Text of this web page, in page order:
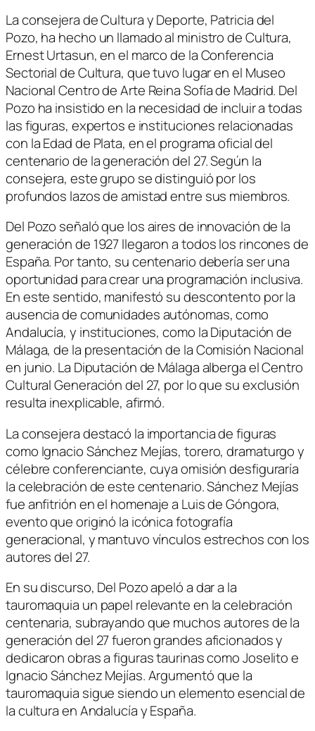
La consejera de Cultura y Deporte, Patricia del
Pozo, ha hecho un llamado al ministro de Cultura,
Ernest Urtasun, en el marco de la Conferencia
Sectorial de Cultura, que tuvo lugar en el Museo
Nacional Centro de Arte Reina Sofía de Madrid. Del
Pozo ha insistido en la necesidad de incluir a todas
las figuras, expertos e instituciones relacionadas
con la Edad de Plata, en el programa oficial del
centenario de la generación del 27. Según la
consejera, este grupo se distinguió por los
profundos lazos de amistad entre sus miembros.
Del Pozo señaló que los aires de innovación de la
generación de 1927 llegaron a todos los rincones de
España. Por tanto, su centenario debería ser una
oportunidad para crear una programación inclusiva.
En este sentido, manifestó su descontento por la
ausencia de comunidades autónomas, como
Andalucía, y instituciones, como la Diputación de
Málaga, de la presentación de la Comisión Nacional
en junio. La Diputación de Málaga alberga el Centro
Cultural Generación del 27, por lo que su exclusión
resulta inexplicable, afirmó.
La consejera destacó la importancia de figuras
como Ignacio Sánchez Mejías, torero, dramaturgo y
célebre conferenciante, cuya omisión desfiguraría
la celebración de este centenario. Sánchez Mejías
fue anfitrión en el homenaje a Luis de Góngora,
evento que originó la icónica fotografía
generacional, y mantuvo vínculos estrechos con los
autores del 27.
En su discurso, Del Pozo apeló a dar a la
tauromaquia un papel relevante en la celebración
centenaria, subrayando que muchos autores de la
generación del 27 fueron grandes aficionados y
dedicaron obras a figuras taurinas como Joselito e
Ignacio Sánchez Mejías. Argumentó que la
tauromaquia sigue siendo un elemento esencial de
la cultura en Andalucía y España.